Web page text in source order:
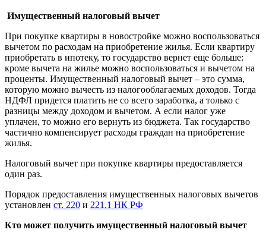
Имущественный налоговый вычет
При покупке квартиры в новостройке можно воспользоваться
вычетом по расходам на приобретение жилья. Если квартиру
приобретать в ипотеку, то государство вернет еще больше:
кроме вычета на жилье можно воспользоваться и вычетом на
проценты. Имущественный налоговый вычет – это сумма,
которую можно вычесть из налогооблагаемых доходов. Тогда
НДФЛ придется платить не со всего заработка, а только с
разницы между доходом и вычетом. А если налог уже
уплачен, то можно его вернуть из бюджета. Так государство
частично компенсирует расходы граждан на приобретение
жилья.
Налоговый вычет при покупке квартиры предоставляется
один раз.
Порядок предоставления имущественных налоговых вычетов
установлен ст. 220 и 221.1 НК РФ
Кто может получить имущественный налоговый вычет